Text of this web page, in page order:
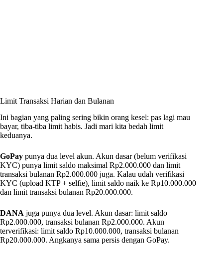
Limit Transaksi Harian dan Bulanan
Ini bagian yang paling sering bikin orang kesel: pas lagi mau
bayar, tiba-tiba limit habis. Jadi mari kita bedah limit
keduanya.
GoPay punya dua level akun. Akun dasar (belum verifikasi
KYC) punya limit saldo maksimal Rp2.000.000 dan limit
transaksi bulanan Rp2.000.000 juga. Kalau udah verifikasi
KYC (upload KTP + selfie), limit saldo naik ke Rp10.000.000
dan limit transaksi bulanan Rp20.000.000.
DANA juga punya dua level. Akun dasar: limit saldo
Rp2.000.000, transaksi bulanan Rp2.000.000. Akun
terverifikasi: limit saldo Rp10.000.000, transaksi bulanan
Rp20.000.000. Angkanya sama persis dengan GoPay.